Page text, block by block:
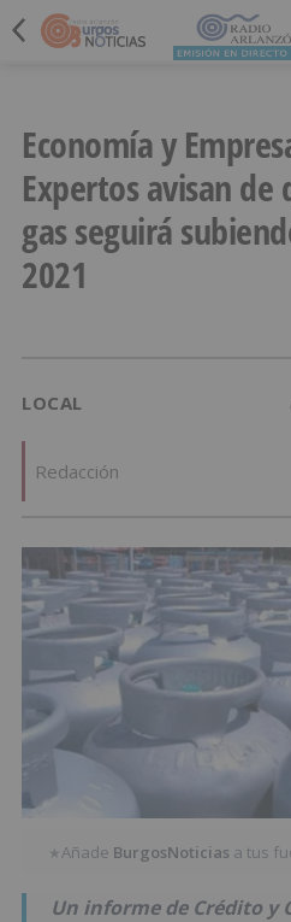
Economía y
Expertos avisan
gas seguirá
2021
LOCAL
Redacción
★Añade BurgosNoticias a tus
Un informe de Crédito y